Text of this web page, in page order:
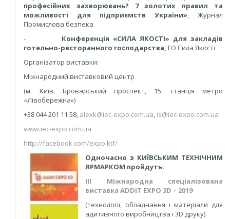
професійних захворювань? 7 золотих правил та
можливості для підприємств України», Журнал
Промислова безпека
- Конференція «СИЛА ЯКОСТІ» для закладів
готельно-ресторанного господарства, ГО Сила Якості
Організатор виставки:
Міжнародний виставковий центр
(м. Київ, Броварський проспект, 15, станція метро
«Лівобережна»)
+38 044 201 11 58, alexk@iec-expo.com.ua, is@iec-expo.com.ua
www.iec-expo.com.ua
http://facebook.com/expo.ktf/
Одночасно з КИЇВСЬКИМ ТЕХНІЧНИМ
ЯРМАРКОМ пройдуть:
IІI Міжнародна спеціалізована
виставка ADDIT EXPO 3D – 2019
(технології, обладнання і матеріали для
адитивного виробництва і 3D друку).